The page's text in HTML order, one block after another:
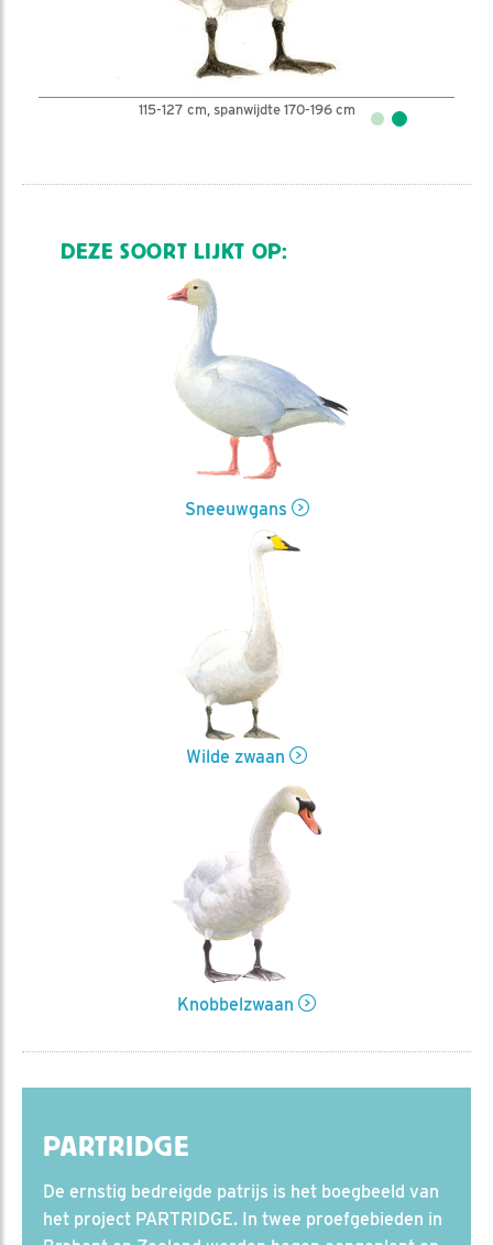
115-127 cm, spanwijdte 170-196 cm
DEZE SOORT LIJKT OP:
Sneeuwgans
Wilde zwaan
Knobbelzwaan
PARTRIDGE
De ernstig bedreigde patrijs is het boegbeeld van
het project PARTRIDGE. In twee proefgebieden in